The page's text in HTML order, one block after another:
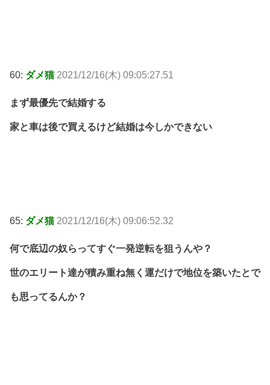
60: ダメ猫 2021/12/16(木) 09:05:27.51
まず最優先で結婚する
家と車は後で買えるけど結婚は今しかできない
65: ダメ猫 2021/12/16(木) 09:06:52.32
何で底辺の奴らってすぐ一発逆転を狙うんや？
世のエリート達が積み重ね無く運だけで地位を築いたとで
も思ってるんか？